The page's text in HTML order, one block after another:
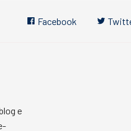
Facebook
e